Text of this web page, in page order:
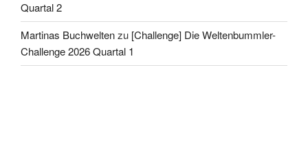
Quartal 2
Martinas Buchweltenzu [Challenge] Die Weltenbummler-
Challenge 2026 Quartal 1